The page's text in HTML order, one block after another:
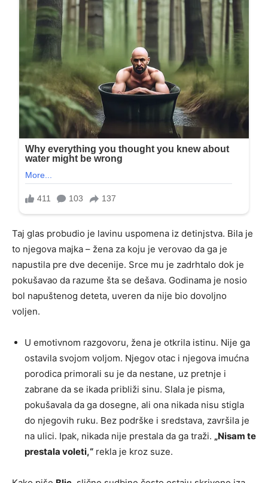
Taj glas probudio je lavinu uspomena iz detinjstva. Bila je
to njegova majka – žena za koju je verovao da ga je
napustila pre dve decenije. Srce mu je zadrhtalo dok je
pokušavao da razume šta se dešava. Godinama je nosio
bol napuštenog deteta, uveren da nije bio dovoljno
voljen.
U emotivnom razgovoru, žena je otkrila istinu. Nije ga
ostavila svojom voljom. Njegov otac i njegova imućna
porodica primorali su je da nestane, uz pretnje i
zabrane da se ikada približi sinu. Slala je pisma,
pokušavala da ga dosegne, ali ona nikada nisu stigla
do njegovih ruku. Bez podrške i sredstava, završila je
na ulici. Ipak, nikada nije prestala da ga traži. „Nisam te
prestala voleti,“ rekla je kroz suze.